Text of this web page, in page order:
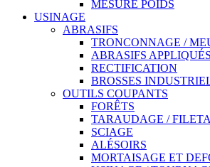
MESURE POIDS
USINAGE
ABRASIFS
TRONCONNAGE /
ABRASIFS APPLIQUÉS
RECTIFICATION
BROSSES
OUTILS COUPANTS
FORÊTS
TARAUDAGE /
SCIAGE
ALÉSOIRS
MORTAISAGE ET